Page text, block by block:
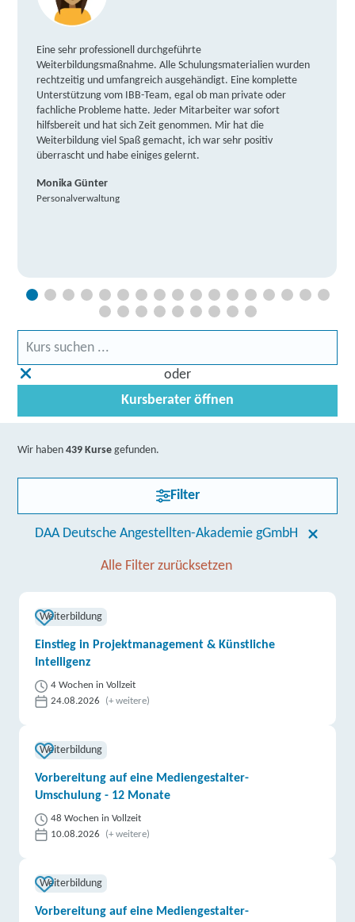
Eine sehr professionell durchgeführte
Weiterbildungsmaßnahme. Alle Schulungsmaterialien wurden
rechtzeitig und umfangreich ausgehändigt. Eine komplette
Unterstützung vom IBB-Team, egal ob man private oder
fachliche Probleme hatte. Jeder Mitarbeiter war sofort
hilfsbereit und hat sich Zeit genommen. Mir hat die
Weiterbildung viel Spaß gemacht, ich war sehr positiv
überrascht und habe einiges gelernt.
Monika Günter
Personalverwaltung
oder
Kursberater öffnen
Wir haben439 Kurse gefunden.
Filter
DAA Deutsche Angestellten-Akademie gGmbH
Alle Filter zurücksetzen
Weiterbildung
Einstieg in Projektmanagement & Künstliche
Intelligenz
4 Wochen in Vollzeit
24.08.2026
(+ weitere)
Weiterbildung
Vorbereitung auf eine Mediengestalter-
Umschulung - 12 Monate
48 Wochen in Vollzeit
10.08.2026
(+ weitere)
Weiterbildung
Vorbereitung auf eine Mediengestalter-